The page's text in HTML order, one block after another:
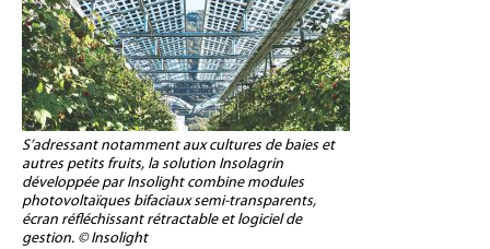
S’adressant notamment aux cultures de baies et
autres petits fruits, la solution Insolagrin
développée par Insolight combine modules
photovoltaïques bifaciaux semi-transparents,
écran réfléchissant rétractable et logiciel de
gestion. © Insolight